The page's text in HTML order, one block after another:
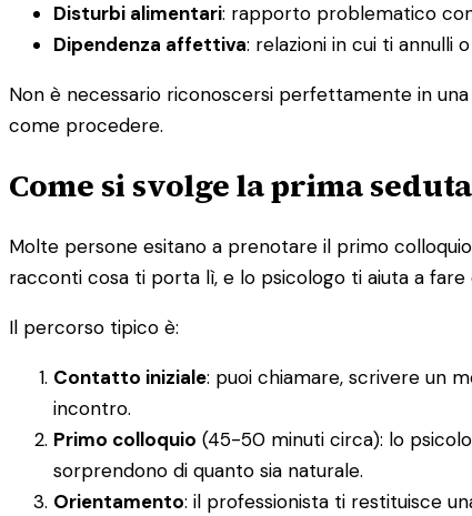
Disturbi alimentari: rapporto problematico
Dipendenza affettiva: relazioni in cui ti annulli
Non è necessario riconoscersi perfettamente in
come procedere.
Come si svolge la prima
Molte persone esitano a prenotare il primo
racconti cosa ti porta lì, e lo psicologo ti aiuta a fare
Il percorso tipico è:
Contatto iniziale: puoi chiamare, scrivere un
incontro.
Primo colloquio (45-50 minuti circa): lo
sorprendono di quanto sia naturale.
Orientamento: il professionista ti restituisce